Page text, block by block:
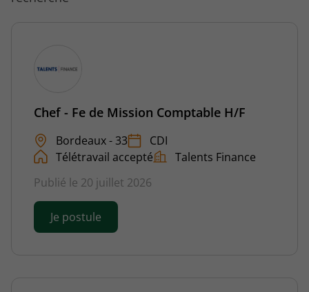
Chef - Fe de Mission Comptable H/F
Bordeaux - 33
CDI
Télétravail accepté
Talents Finance
Publié le 20 juillet 2026
Je postule